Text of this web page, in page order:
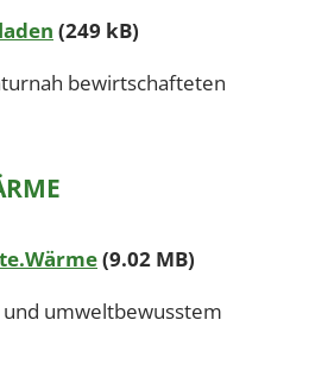
(249 kB)
bewirtschafteten
(9.02 MB)
und umweltbewusstem